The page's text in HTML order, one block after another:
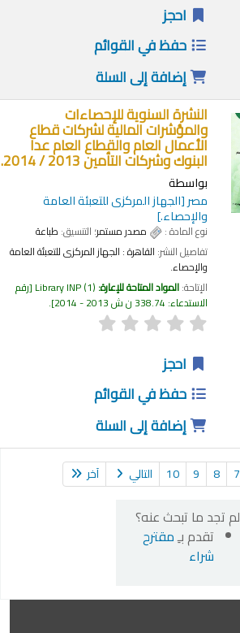
احجز
حفظ في القوائم
إضافة إلى السلة
النشرة السنوية للإحصاءات
والمؤشرات المالية لشركات قطاع
الأعمال العام والقطاع العام عدا
البنوك وشركات التأمين 2013 / 2014.
بواسطة
مصر[الجهاز المركزى للتعبئة العامة
والإحصاء.]
نوع المادة : مصدر مستمر؛ التنسيق:طباعة
تفاصيل النشر:القاهرة : الجهاز المركزى للتعبئة العامة
والإحصاء.
الإتاحة:المواد المتاحة للإعارة: Library INP(1)
رقم
الاستدعاء:338.74 ن ش 2013 - 2014 .
احجز
حفظ في القوائم
إضافة إلى السلة
8
10 التالي آخر
لم تجد ما تبحث عنه؟
تقدم بـِمقترح
شراء